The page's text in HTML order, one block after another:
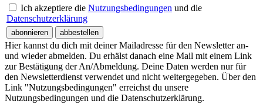
Ich akzeptiere die Nutzungsbedingungen und die
Datenschutzerklärung
Hier kannst du dich mit deiner Mailadresse für den Newsletter an-
und wieder abmelden. Du erhälst danach eine Mail mit einem Link
zur Bestätigung der An/Abmeldung. Deine Daten werden nur für
den Newsletterdienst verwendet und nicht weitergegeben. Über den
Link "Nutzungsbedingungen" erreichst du unsere
Nutzungsbedingungen und die Datenschutzerklärung.